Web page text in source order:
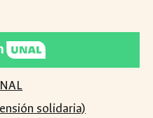
solidaria)